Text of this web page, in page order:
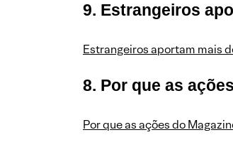
9. Estrangeiros
Estrangeiros aportam mais
8. Por que as
Por que as ações do